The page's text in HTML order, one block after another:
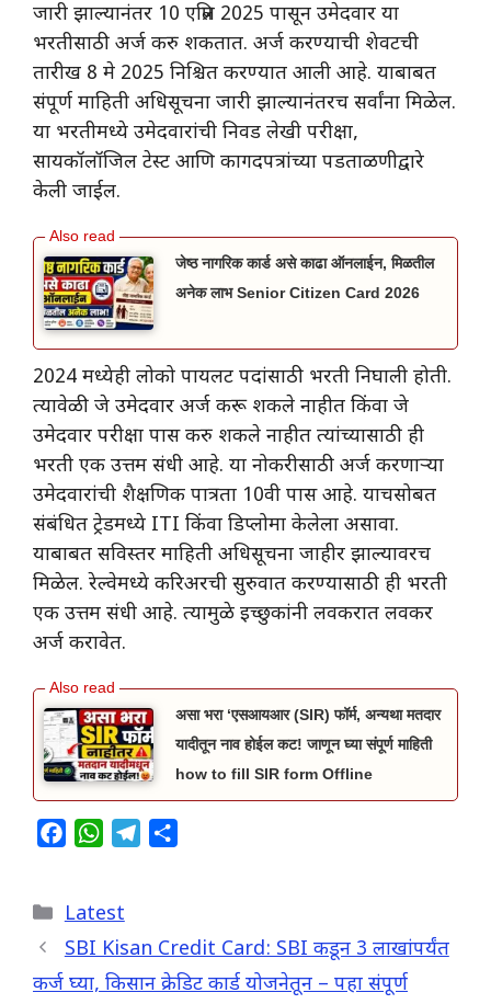
जारी झाल्यानंतर 10 एप्रिल 2025 पासून उमेदवार या
भरतीसाठी अर्ज करु शकतात. अर्ज करण्याची शेवटची
तारीख 8 मे 2025 निश्चित करण्यात आली आहे. याबाबत
संपूर्ण माहिती अधिसूचना जारी झाल्यानंतरच सर्वांना मिळेल.
या भरतीमध्ये उमेदवारांची निवड लेखी परीक्षा,
सायकॉलॉजिल टेस्ट आणि कागदपत्रांच्या पडताळणीद्वारे
केली जाईल.
जेष्ठ नागरिक कार्ड असे काढा ऑनलाईन, मिळतील
अनेक लाभ Senior Citizen Card 2026
2024 मध्येही लोको पायलट पदांसाठी भरती निघाली होती.
त्यावेळी जे उमेदवार अर्ज करू शकले नाहीत किंवा जे
उमेदवार परीक्षा पास करु शकले नाहीत त्यांच्यासाठी ही
भरती एक उत्तम संधी आहे. या नोकरीसाठी अर्ज करणाऱ्या
उमेदवारांची शैक्षणिक पात्रता 10वी पास आहे. याचसोबत
संबंधित ट्रेडमध्ये ITI किंवा डिप्लोमा केलेला असावा.
याबाबत सविस्तर माहिती अधिसूचना जाहीर झाल्यावरच
मिळेल. रेल्वेमध्ये करिअरची सुरुवात करण्यासाठी ही भरती
एक उत्तम संधी आहे. त्यामुळे इच्छुकांनी लवकरात लवकर
अर्ज करावेत.
असा भरा ‘एसआयआर (SIR) फॉर्म, अन्यथा मतदार
यादीतून नाव होईल कट! जाणून घ्या संपूर्ण माहिती
how to fill SIR form Offline
e
b
o
W
t
s
A
g
r
e
Categories
Latest
SBI Kisan Credit Card: SBI कडून 3 लाखांपर्यंत
कर्ज घ्या, किसान क्रेडिट कार्ड योजनेतून – पहा संपूर्ण